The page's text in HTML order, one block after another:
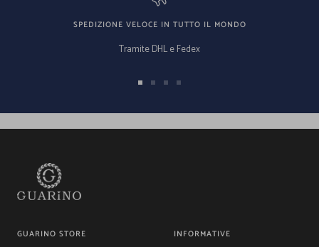
SPEDIZIONE VELOCE IN TUTTO IL MONDO
Tramite DHL e Fedex
Vai Vai Vai Vai
GUARINO STORE INFORMATIVE